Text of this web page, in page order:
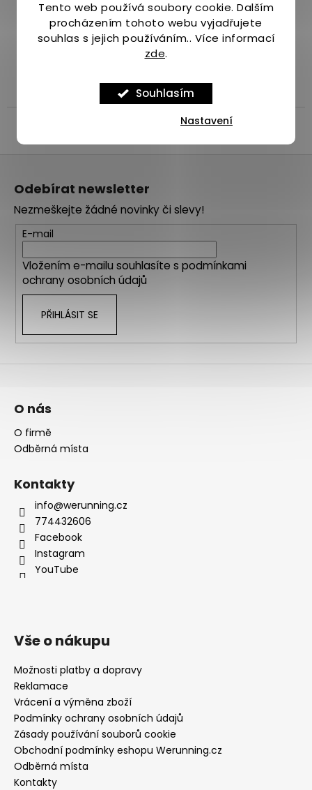
Tento web používá soubory cookie. Dalším
procházením tohoto webu vyjadřujete
souhlas s jejich používáním.. Více informací
zde.
Souhlasím
Nastavení
Široký výběr více než 1000 produktů
pro běhání.
Značka
Odebírat newsletter
Nezmeškejte žádné novinky či slevy!
E-mail
Vložením e-mailu souhlasíte s podmínkami
ochrany osobních údajů
PŘIHLÁSIT SE
O nás
O firmě
Odběrná místa
Kontakty
info@werunning.cz
774432606
Facebook
Instagram
YouTube
Vše o nákupu
Možnosti platby a dopravy
Reklamace
Vrácení a výměna zboží
Podmínky ochrany osobních údajů
Zásady používání souborů cookie
Obchodní podmínky eshopu Werunning.cz
Odběrná místa
Kontakty